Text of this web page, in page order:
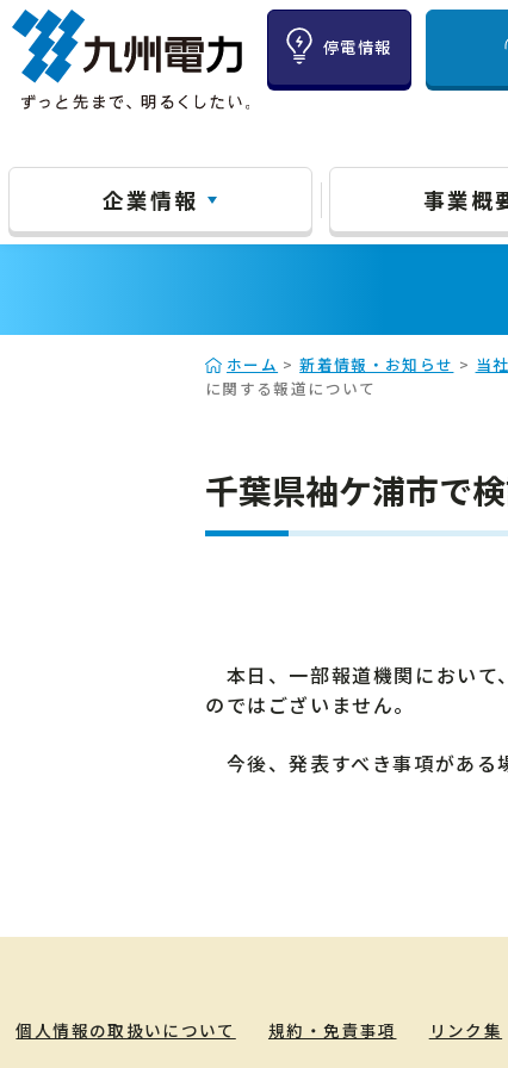
停電情報
企業情報 事業概
ホーム >新着情報・お知らせ > 当
に関する報道について
千葉県袖ケ浦市で
本日、一部報道機関において
のではございません。
今後、発表すべき事項がある
個人情報の取扱いについて 規約・免責事項 リンク集